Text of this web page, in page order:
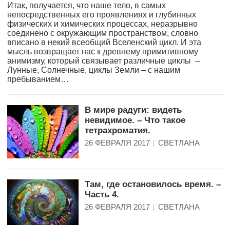
Итак, получается, что наше тело, в самых
непосредственных его проявлениях и глубинных
физических и химических процессах, неразрывно
соединено с окружающим пространством, словно
вписано в некий всеобщий Вселенский цикл. И эта
мысль возвращает нас к древнему примитивному
анимизму, который связывает различные циклы –
Лунные, Солнечные, циклы Земли – с нашим
пребыванием…
В мире радуги: видеть
невидимое. – Что такое
тетрахроматия.
26 ФЕВРАЛЯ 2017 СВЕТЛАНА
Там, где остановилось время. –
Часть 4.
26 ФЕВРАЛЯ 2017 СВЕТЛАНА